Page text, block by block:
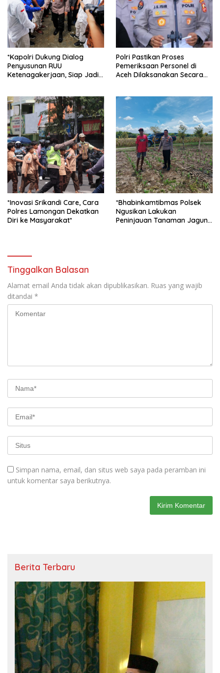
*Kapolri Dukung Dialog
Penyusunan RUU
Ketenagakerjaan, Siap Jadi
Polri Pastikan Proses
Pemeriksaan Personel di
Aceh Dilaksanakan Secara
*Inovasi Srikandi Care, Cara
Polres Lamongan Dekatkan
Diri ke Masyarakat*
*Bhabinkamtibmas Polsek
Ngusikan Lakukan
Peninjauan Tanaman Jagung
Tinggalkan Balasan
Alamat email Anda tidak akan dipublikasikan. Ruas yang wajib
ditandai *
Simpan nama, email, dan situs web saya pada peramban ini
untuk komentar saya berikutnya.
Berita Terbaru